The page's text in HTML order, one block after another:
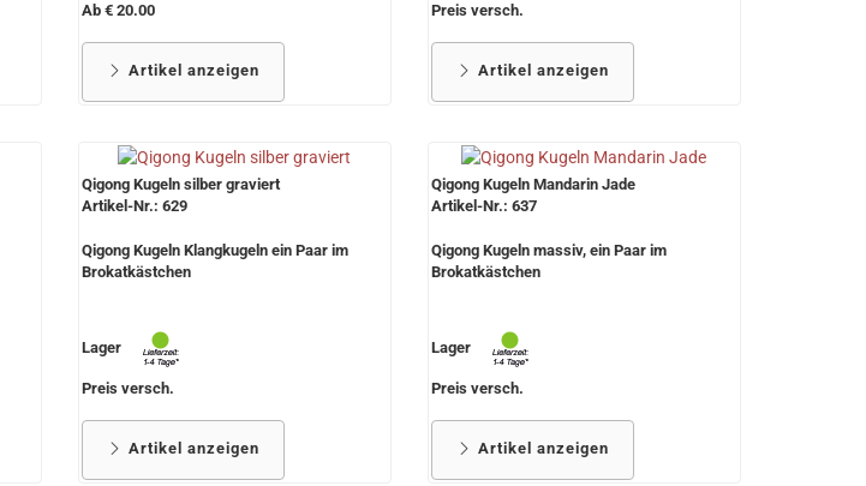
Ab € 20.00
Artikel anzeigen
Preis versch.
Artikel anzeigen
Qigong Kugeln silber graviert
Artikel-Nr.: 629
Qigong Kugeln Klangkugeln ein Paar im
Brokatkästchen
Lager
Preis versch.
Artikel anzeigen
Qigong Kugeln Mandarin Jade
Artikel-Nr.: 637
Qigong Kugeln massiv, ein Paar im
Brokatkästchen
Lager
Preis versch.
Artikel anzeigen